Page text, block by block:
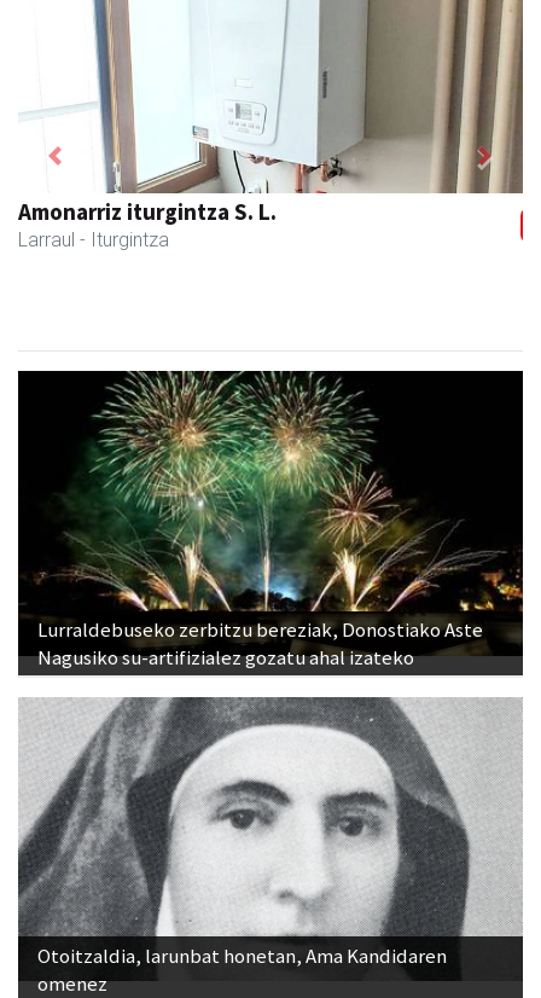
Amonarriz iturgintza S. L.
Larraul - Iturgintza
Previous Next
Lurraldebuseko zerbitzu bereziak, Donostiako Aste
Nagusiko su-artifizialez gozatu ahal izateko
Otoitzaldia, larunbat honetan, Ama Kandidaren
omenez